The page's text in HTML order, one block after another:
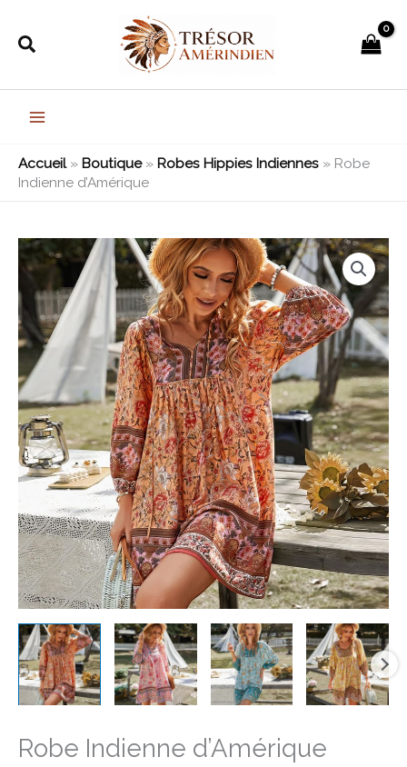
Rechercher
Accueil» Boutique» Robes Hippies Indiennes » Robe
Indienne d’Amérique
Robe Indienne d’Amérique
quantité
de
Robe
Indienne
d'Amérique